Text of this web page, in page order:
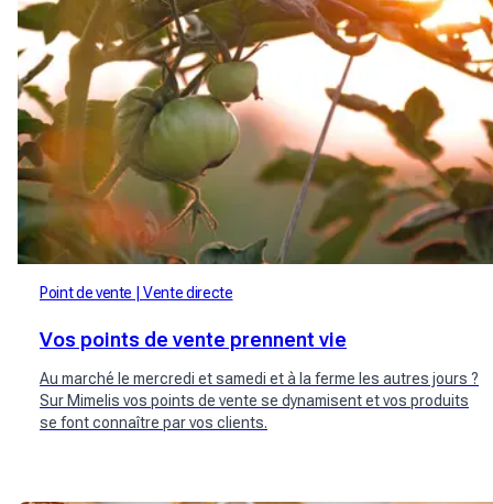
Point de vente Vente directe
Vos points de vente prennent vie
Au marché le mercredi et samedi et à la ferme les autres jours ?
Sur Mimelis vos points de vente se dynamisent et vos produits
se font connaître par vos clients.